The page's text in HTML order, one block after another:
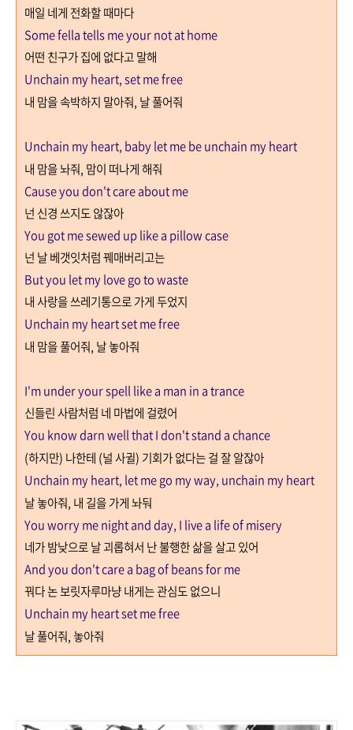
매일 네게 전화할 때마다
Some fella tells me your not at home
어떤 친구가 집에 없다고 말해
Unchain my heart, set me free
내 맘을 속박하지 말아줘, 날 풀어줘
Unchain my heart, baby let me be unchain my heart
내 맘을 놔줘, 맘이 떠나게 해줘
Cause you don't care about me
넌 신경 쓰지도 않잖아
You got me sewed up like a pillow case
넌 날 베갯잇처럼 꿰매버리고는
But you let my love go to waste
내 사랑을 쓰레기통으로 가게 두었지
Unchain my heart set me free
내 맘을 풀어줘, 날 놓아줘
I'm under your spell like a man in a trance
신들린 사람처럼 네 마법에 걸렸어
You know darn well that I don't stand a chance
(하지만) 나한테 (널 사귈) 기회가 없다는 걸 잘 알잖아
Unchain my heart, let me go my way, unchain my heart
날 놓아줘, 내 길을 가게 놔둬
You worry me night and day, I live a life of misery
네가 밤낮으로 날 괴롭혀서 난 불행한 삶을 살고 있어
And you don't care a bag of beans for me
꿔다 논 보릿자루마냥 내게는 관심도 없으니
Unchain my heart set me free
날 풀어줘,놓아줘